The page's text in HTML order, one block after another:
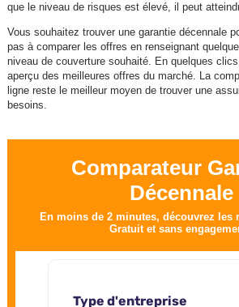
que le niveau de risques est élevé, il peut
Vous souhaitez trouver une garantie décennale
pas à comparer les offres en renseignant
niveau de couverture souhaité. En quelques
aperçu des meilleures offres du marché. La
ligne reste le meilleur moyen de trouver une
besoins.
Comparateur
Décennale
En moins de 2 minutes, découvrez les
Gratuit et sans